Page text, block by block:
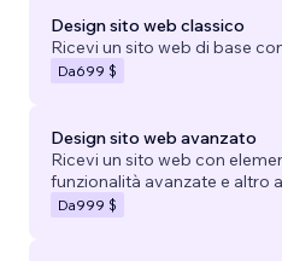
Design sito web classico
Ricevi un sito web di base
Da699 $
Design sito web avanzato
Ricevi un sito web con
funzionalità avanzate e altro
Da999 $